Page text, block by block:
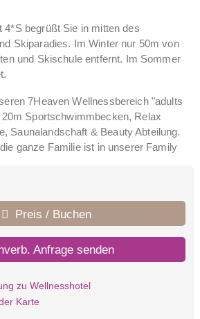
4*S begrüßt Sie in mitten des
Skiparadies. Im Winter nur 50m von
und Skischule entfernt. Im Sommer
7Heaven Wellnessbereich "adults
Sportschwimmbecken, Relax
Saunalandschaft & Beauty Abteilung.
ganze Familie ist in unserer Family
Baby-Plantschbecken,
Reifenrutsche, Kinderrutsche,
Kippfass, Bio-Stubensauna,
Laconium, Eisbrunnen...
Preis / Buchen
Anfrage senden
zu Wellnesshotel
Karte